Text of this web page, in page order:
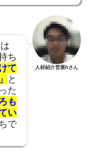
ち
て
と
た
も
い
で
人材紹介営業hさん